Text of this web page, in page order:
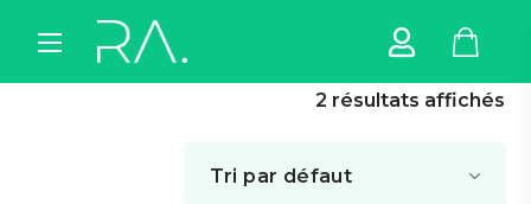
2 résultats affichés